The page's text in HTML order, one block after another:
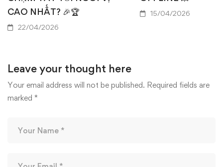
CAO NHẤT? 🎉🏆
22/04/2026
15/04/2026
Leave your thought here
Your email address will not be published. Required fields are
marked *